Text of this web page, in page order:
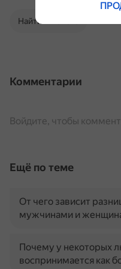
Найти в Поиске
Комментарии
Войдите, чтобы
Ещё по теме
От чего зависит
мужчинами и
Почему у некоторых
воспринимается как